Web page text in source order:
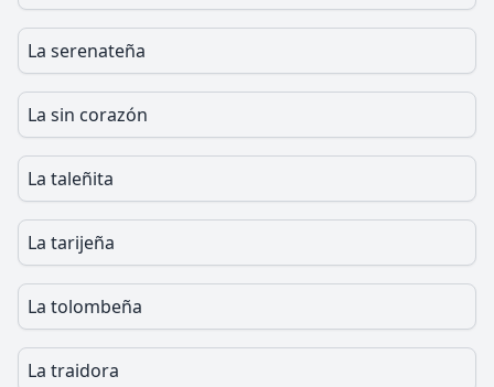
La serenateña
La sin corazón
La taleñita
La tarijeña
La tolombeña
La traidora